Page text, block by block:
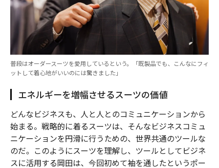
普段はオーダースーツを愛用しているという。「既製品でも、こんなにフィ
ットして着心地がいいのには驚きました」
エネルギーを増幅させるスーツの価値
どんなビジネスも、人と人とのコミュニケーションから
始まる。戦略的に着るスーツは、そんなビジネスコミュ
ニケーションを円滑に行うための、世界共通のツールな
のだ。このようにスーツを理解し、ツールとしてビジネ
スに活用する岡田は、今回初めて袖を通したというポー